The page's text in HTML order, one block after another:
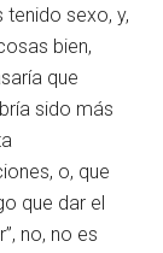
sexo, y,
bien,
que
sido más
o, que
que dar el
no, no es